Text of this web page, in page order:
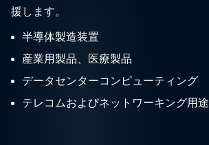
援します。
半導体製造装置
産業用製品、医療製品
データセンターコンピューティング
テレコムおよびネットワーキング用途